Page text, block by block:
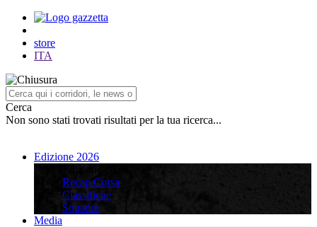
store
ITA
Cerca
Non sono stati trovati risultati per la tua ricerca...
Edizione 2026
Recap Corsa
Classifiche
Squadre
Media